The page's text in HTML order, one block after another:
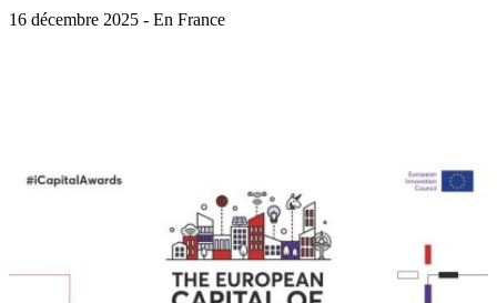
16 décembre 2025 - En France